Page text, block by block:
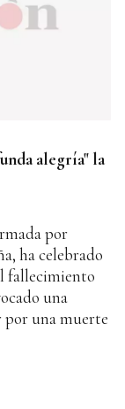
alegría" la
por
ha celebrado
fallecimiento
una
una muerte